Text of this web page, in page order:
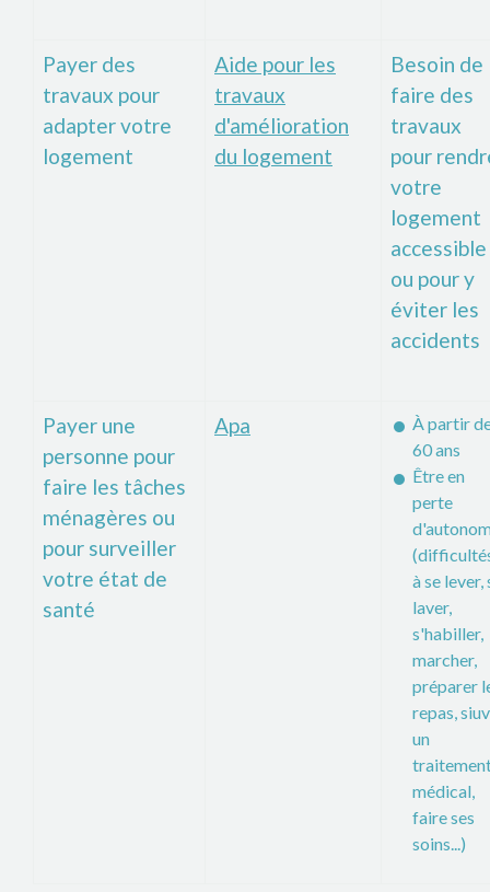
Payer des
travaux pour
adapter votre
logement
Aide pour les
travaux
d'amélioration
du logement
Besoin de
faire des
travaux
pour
votre
logement
accessible
ou pour y
éviter les
accidents
Payer une
personne pour
faire les tâches
ménagères ou
pour surveiller
votre état de
santé
Apa
À partir
60 ans
Être en
perte
à se lever,
laver,
s'habiller,
marcher,
préparer
repas,
un
médical,
faire ses
soins...)